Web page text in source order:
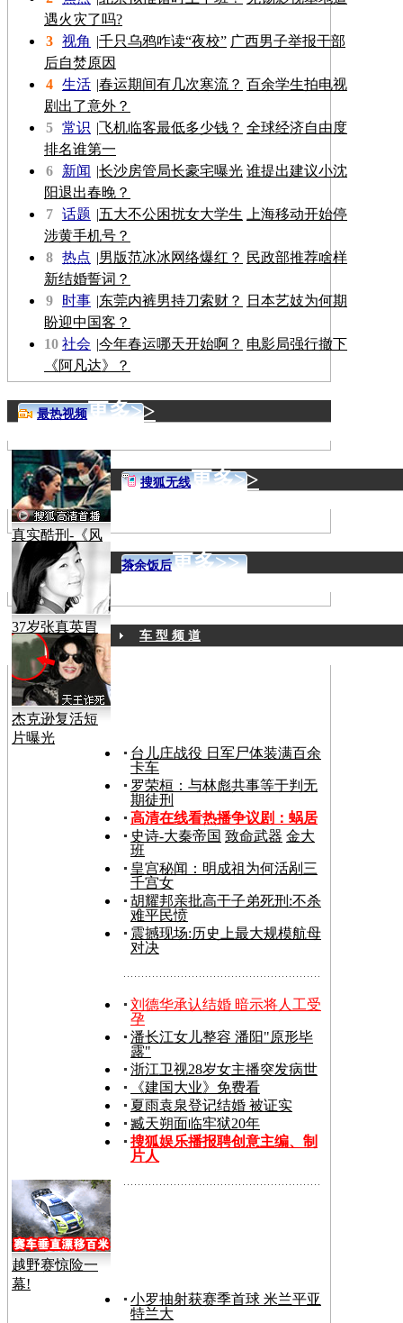
遇火灾了吗?
3 视角 |千只乌鸦咋读“夜校” 广西男子举报干部
后自焚原因
4 生活 |春运期间有几次寒流？ 百余学生拍电视
剧出了意外？
5 常识 |飞机临客最低多少钱？ 全球经济自由度
排名谁第一
6
新闻 |长沙房管局长豪宅曝光 谁提出建议小沈
阳退出春晚？
7 话题 |五大不公困扰女大学生
上海移动开始停
涉黄手机号？
8 热点 |男版范冰冰网络爆红？ 民政部推荐啥样
新结婚誓词？
9
时事 |东莞内裤男持刀索财？
日本艺妓为何期
盼迎中国客？
10 社会 |今年春运哪天开始啊？ 电影局强行撤下
《阿凡达》？
最热视频更多>>
真实酷刑-《风
声》
37岁张真英胃
癌病逝
杰克逊复活短
片曝光
台儿庄战役 日军尸体装满百余
卡车
罗荣桓：与林彪共事等于判无
期徒刑
高清在线看热播争议剧： 蜗居
史诗-大秦帝国 致命武器 金大
班
皇宫秘闻：明成祖为何活剐三
千宫女
胡耀邦亲批高干子弟死刑:不杀
难平民愤
震撼现场:历史上最大规模航母
对决
刘德华承认结婚 暗示将人工受
孕
潘长江女儿整容 潘阳"原形毕
露"
浙江卫视28岁女主播突发病世
《建国大业》免费看
夏雨袁泉登记结婚 被证实
臧天朔面临牢狱20年
搜狐娱乐播报聘创意主编、制
片人
越野赛惊险一
幕!
小罗抽射获赛季首球 米兰平亚
特兰大
搜狐无线更多>>
茶余饭后更多>>
车 型 频 道